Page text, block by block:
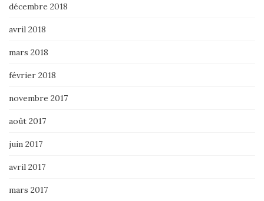
décembre 2018
avril 2018
mars 2018
février 2018
novembre 2017
août 2017
juin 2017
avril 2017
mars 2017